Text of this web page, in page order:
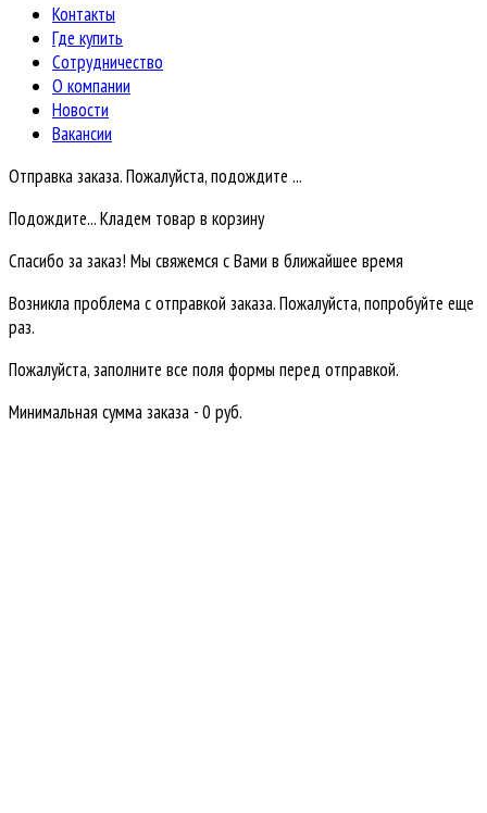
Контакты
Где купить
Сотрудничество
О компании
Новости
Вакансии
Отправка заказа. Пожалуйста, подождите ...
Подождите... Кладем товар в корзину
Спасибо за заказ! Мы свяжемся с Вами в ближайшее время
Возникла проблема с отправкой заказа. Пожалуйста, попробуйте еще
раз.
Пожалуйста, заполните все поля формы перед отправкой.
Минимальная сумма заказа - 0 руб.